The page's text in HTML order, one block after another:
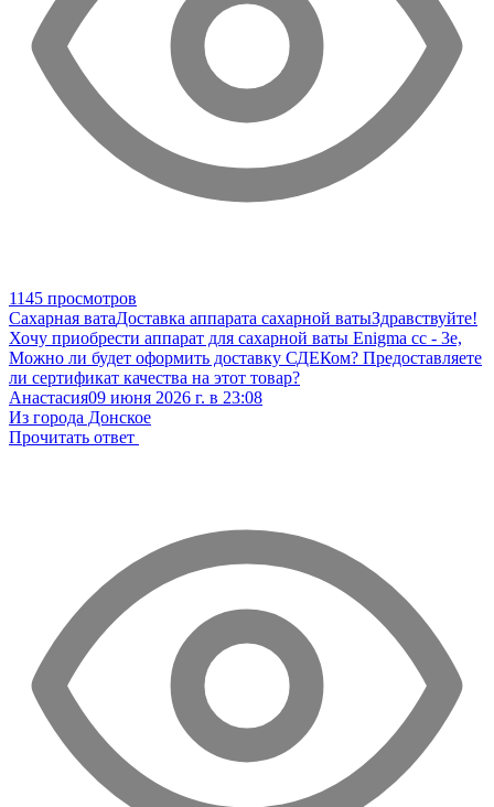
1145 просмотров
Сахарная ватаДоставка аппарата сахарной ватыЗдравствуйте!
Хочу приобрести аппарат для сахарной ваты Enigma cc - 3e,
Можно ли будет оформить доставку СДЕКом? Предоставляете
ли сертификат качества на этот товар?
Анастасия09 июня 2026 г. в 23:08
Из города Донское
Прочитать ответ